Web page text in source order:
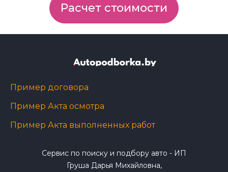
Расчет стоимости
Пример договора
Пример Акта осмотра
Пример Акта выполненных работ
Сервис по поиску и подбору авто - ИП
Груша Дарья Михайловна,